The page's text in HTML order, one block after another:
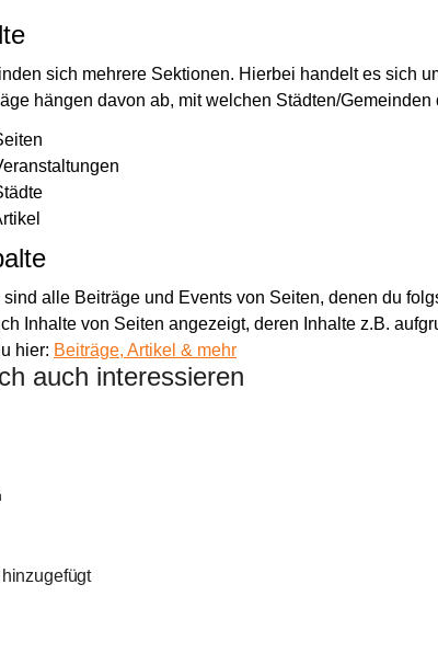
sich mehrere Sektionen. Hierbei handelt es sich
hängen davon ab, mit welchen Städten/
sind alle Beiträge und Events von Seiten, denen du
Inhalte von Seiten angezeigt, deren Inhalte z.B.
hier: Beiträge, Artikel & mehr
auch interessieren